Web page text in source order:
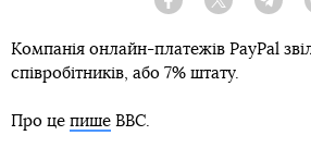
Facebook Twitter
Компанія онлайн-платежів PayPal
співробітників, або 7% штату.
Про це пише BBC.